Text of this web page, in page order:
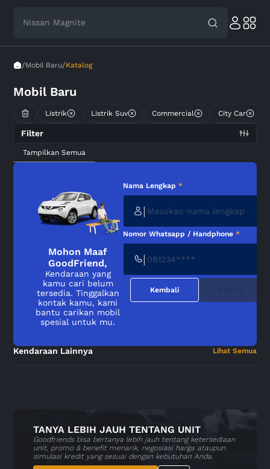
Nissan Magnite
/Mobil Baru/Katalog
Mobil Baru
Listrik Listrik Suv Commercial City Car
Filter
Tampilkan Semua
Mohon Maaf
GoodFriend,
Kendaraan yang
kamu cari belum
tersedia. Tinggalkan
kontak kamu, kami
bantu carikan mobil
spesial untuk mu.
Nama Lengkap*
|
Nomor Whatsapp / Handphone*
|
Kembali
Kendaraan Lainnya Lihat Semua
TANYA LEBIH JAUH TENTANG UNIT
Goodfriends bisa bertanya lebih jauh tentang ketersediaan
unit, promo & benefit menarik, negosiasi harga ataupun
simulasi kredit yang sesuai dengan kebutuhan Anda.